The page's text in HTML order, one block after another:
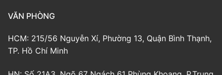
VĂN PHÒNG
HCM: 215/56 Nguyễn Xí, Phường 13, Quận Bình Thạnh,
TP. Hồ Chí Minh